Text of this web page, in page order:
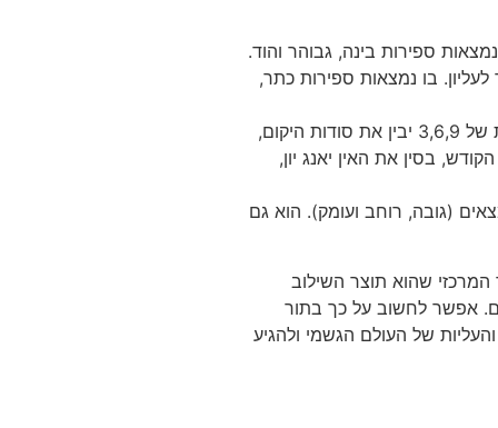
ספירות בינה, גבוהר והוד.
בו נמצאות ספירות כתר,
היקום כולו מורכב בדרכים רבות מתכונות המספר 3 אשר ממזג בין 2 אנרגיות ראשוניות. ניקולס טסלה נהג להגיד שמי שידע את הסודות של 3,6,9 יבין את סודות היקום,
בסין את האין יאנג יון,
נמצאים (גובה, רוחב ועומק). הוא גם
שהוא תוצר השילוב
אפשר לחשוב על כך בתור
של העולם הגשמי ולהגיע